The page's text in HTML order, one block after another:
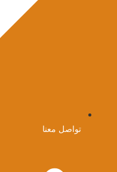
تواصل معنا